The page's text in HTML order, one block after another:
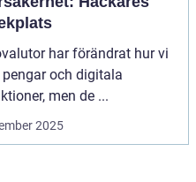
har förändrat hur vi
pengar och digitala
men de ...
2025